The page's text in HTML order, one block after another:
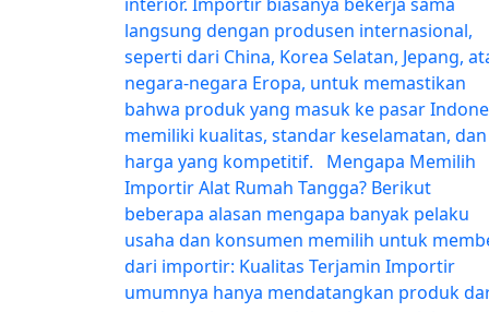
langsung dengan produsen internasional,
seperti dari China, Korea Selatan, Jepang,
negara-negara Eropa, untuk memastikan
bahwa produk yang masuk ke pasar
memiliki kualitas, standar keselamatan, dan
harga yang kompetitif. Mengapa Memilih
Importir Alat Rumah Tangga? Berikut
beberapa alasan mengapa banyak pelaku
usaha dan konsumen memilih untuk
dari importir: Kualitas Terjamin Importir
umumnya hanya mendatangkan produk